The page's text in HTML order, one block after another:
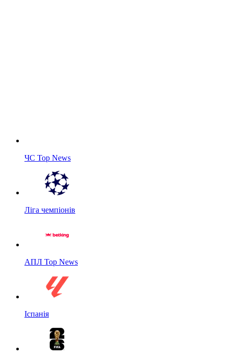
ЧС Top News
Ліга чемпіонів
АПЛ Top News
Іспанія